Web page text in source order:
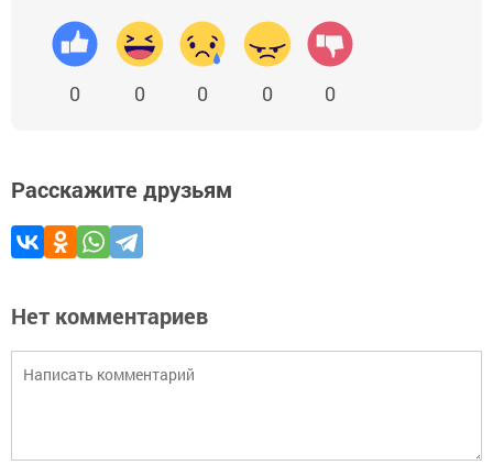
0 0 0 0 0
Расскажите друзьям
Нет комментариев